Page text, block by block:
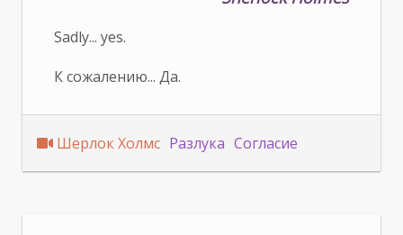
Sadly... yes.
К сожалению... Да.
Шерлок Холмс Разлука Согласие